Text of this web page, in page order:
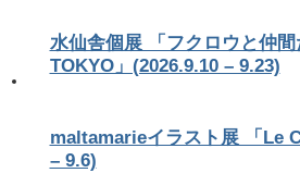
水仙舎個展 「フクロウと仲
TOKYO」(2026.9.10 – 9.23)
maltamarieイラスト展 「Le
– 9.6)